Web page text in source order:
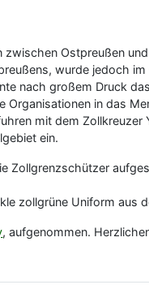
Ostpreußen
wurde jedoch
nach großem Druck
in das
mit dem Zollkreuzer
ein.
Zollgrenzschützer
zollgrüne Uniform aus
, aufgenommen.